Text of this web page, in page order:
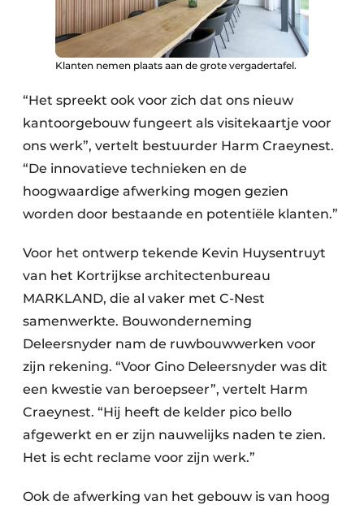
Klanten nemen plaats aan de grote vergadertafel.
“Het spreekt ook voor zich dat ons nieuw
kantoorgebouw fungeert als visitekaartje voor
ons werk”, vertelt bestuurder Harm Craeynest.
“De innovatieve technieken en de
hoogwaardige afwerking mogen gezien
worden door bestaande en potentiële klanten.”
Voor het ontwerp tekende Kevin Huysentruyt
van het Kortrijkse architectenbureau
MARKLAND, die al vaker met C-Nest
samenwerkte. Bouwonderneming
Deleersnyder nam de ruwbouwwerken voor
zijn rekening. “Voor Gino Deleersnyder was dit
een kwestie van beroepseer”, vertelt Harm
Craeynest. “Hij heeft de kelder pico bello
afgewerkt en er zijn nauwelijks naden te zien.
Het is echt reclame voor zijn werk.”
Ook de afwerking van het gebouw is van hoog